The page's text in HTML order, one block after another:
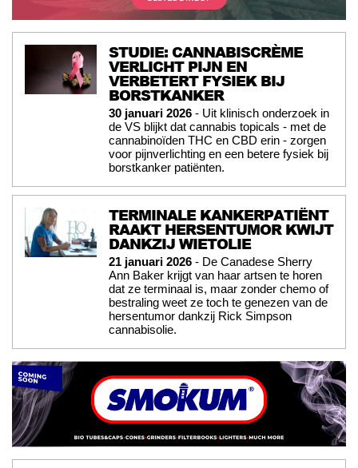
STUDIE: CANNABISCRÈME
VERLICHT PIJN EN
VERBETERT FYSIEK BIJ
BORSTKANKER
30 januari 2026 - Uit klinisch onderzoek in
de VS blijkt dat cannabis topicals - met de
cannabinoïden THC en CBD erin - zorgen
voor pijnverlichting en een betere fysiek bij
borstkanker patiënten.
TERMINALE KANKERPATIËNT
RAAKT HERSENTUMOR KWIJT
DANKZIJ WIETOLIE
21 januari 2026 - De Canadese Sherry
Ann Baker krijgt van haar artsen te horen
dat ze terminaal is, maar zonder chemo of
bestraling weet ze toch te genezen van de
hersentumor dankzij Rick Simpson
cannabisolie.